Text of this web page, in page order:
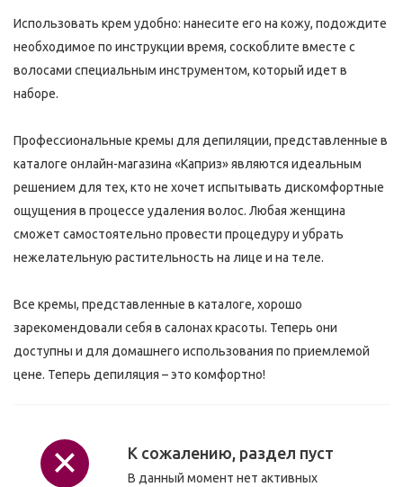
Использовать крем удобно: нанесите его на кожу, подождите
необходимое по инструкции время, соскоблите вместе с
волосами специальным инструментом, который идет в
наборе.
Профессиональные кремы для депиляции, представленные в
каталоге онлайн-магазина «Каприз» являются идеальным
решением для тех, кто не хочет испытывать дискомфортные
ощущения в процессе удаления волос. Любая женщина
сможет самостоятельно провести процедуру и убрать
нежелательную растительность на лице и на теле.
Все кремы, представленные в каталоге, хорошо
зарекомендовали себя в салонах красоты. Теперь они
доступны и для домашнего использования по приемлемой
цене. Теперь депиляция – это комфортно!
К сожалению, раздел пуст
В данный момент нет активных